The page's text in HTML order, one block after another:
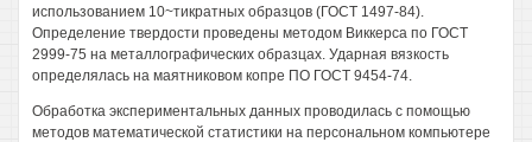
использованием 10~тикратных образцов (ГОСТ 1497-84).
Определение твердости проведены методом Виккерса по ГОСТ
2999-75 на металлографических образцах. Ударная вязкость
определялась на маятниковом копре ПО ГОСТ 9454-74.
Обработка экспериментальных данных проводилась с помощью
методов математической статистики на персональном компьютере